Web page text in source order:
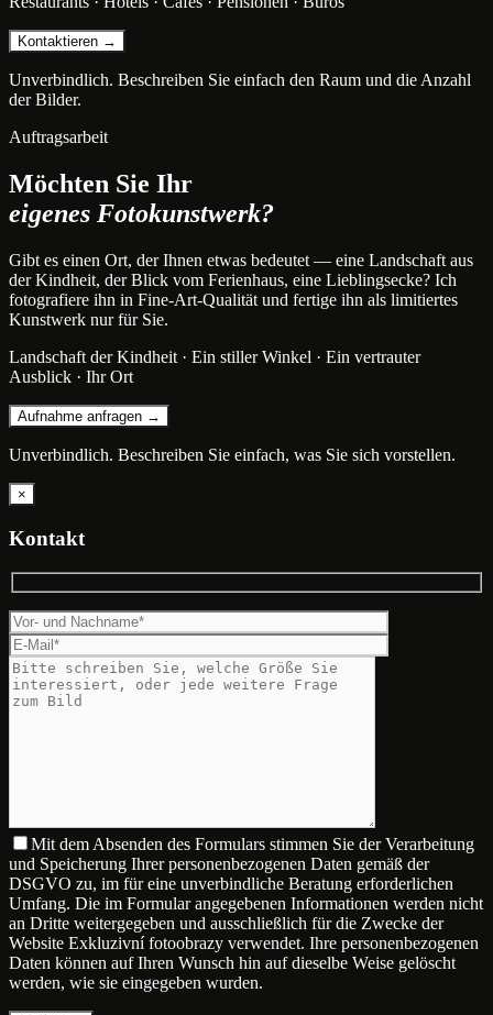
Kontaktieren →
Unverbindlich. Beschreiben Sie einfach den Raum und die Anzahl
der Bilder.
Auftragsarbeit
Möchten Sie Ihr
eigenes Fotokunstwerk?
Gibt es einen Ort, der Ihnen etwas bedeutet — eine Landschaft aus
der Kindheit, der Blick vom Ferienhaus, eine Lieblingsecke? Ich
fotografiere ihn in Fine-Art-Qualität und fertige ihn als limitiertes
Kunstwerk nur für Sie.
Landschaft der Kindheit · Ein stiller Winkel · Ein vertrauter
Ausblick · Ihr Ort
Aufnahme anfragen →
Unverbindlich. Beschreiben Sie einfach, was Sie sich vorstellen.
×
Kontakt
Mit dem Absenden des Formulars stimmen Sie der Verarbeitung
und Speicherung Ihrer personenbezogenen Daten gemäß der
DSGVO zu, im für eine unverbindliche Beratung erforderlichen
Umfang. Die im Formular angegebenen Informationen werden nicht
an Dritte weitergegeben und ausschließlich für die Zwecke der
Website Exkluzivní fotoobrazy verwendet. Ihre personenbezogenen
Daten können auf Ihren Wunsch hin auf dieselbe Weise gelöscht
werden, wie sie eingegeben wurden.